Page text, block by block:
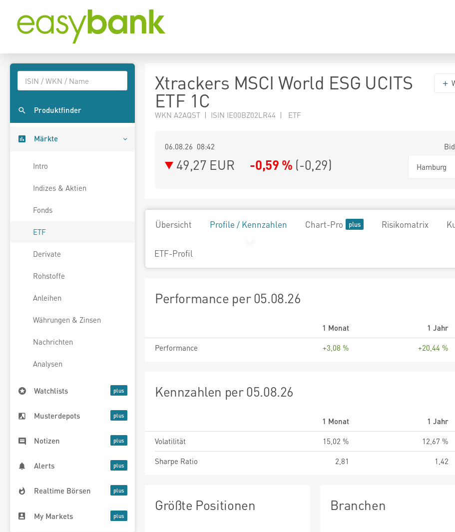
Produktfinder
Märkte
Intro
Indizes & Aktien
Fonds
ETF
Derivate
Rohstoffe
Anleihen
Währungen & Zinsen
Nachrichten
Analysen
Watchlists
Musterdepots
Notizen
Alerts
Realtime Börsen
My Markets
Xtrackers MSCI World ESG UCITS
ETF 1C
WKN A2AQST | ISIN IE00BZ02LR44 | ETF
06.08.26 08:42
49,27 EUR -0,59 % (-0,29) Hamburg
Übersicht Profile / Kennzahlen Chart-Pro Risikomatrix
ETF-Profil
Performance per 05.08.26
1 Monat 1 Jahr
Performance
+3,08 % +20,44 %
Kennzahlen per 05.08.26
1 Monat 1 Jahr
Volatilität
15,02 % 12,67 %
Sharpe Ratio
2,81 1,42
Größte Positionen Branchen